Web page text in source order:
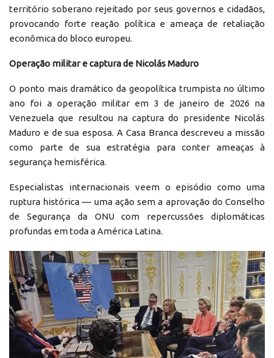
território soberano rejeitado por seus governos e cidadãos,
provocando forte reação política e ameaça de retaliação
econômica do bloco europeu.
Operação militar e captura de Nicolás Maduro
O ponto mais dramático da geopolítica trumpista no último
ano foi a operação militar em 3 de janeiro de 2026 na
Venezuela que resultou na captura do presidente Nicolás
Maduro e de sua esposa. A Casa Branca descreveu a missão
como parte de sua estratégia para conter ameaças à
segurança hemisférica.
Especialistas internacionais veem o episódio como uma
ruptura histórica — uma ação sem a aprovação do Conselho
de Segurança da ONU com repercussões diplomáticas
profundas em toda a América Latina.